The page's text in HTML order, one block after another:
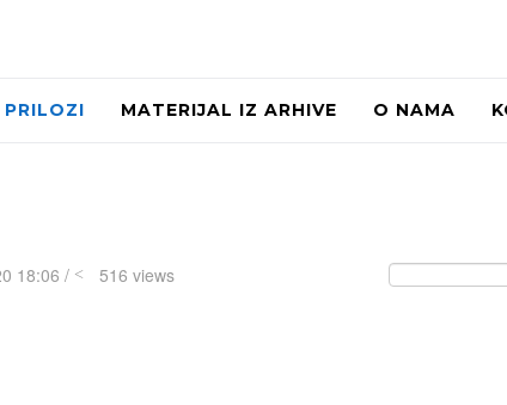
PRILOZI MATERIJAL IZ ARHIVE O NAMA
18:06 / 516 views